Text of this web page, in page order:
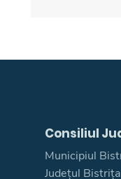
Consiliul
Municipiul
Județul